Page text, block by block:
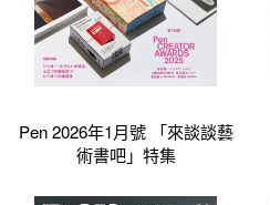
Pen 2026年1月號 「來談談藝
術書吧」特集